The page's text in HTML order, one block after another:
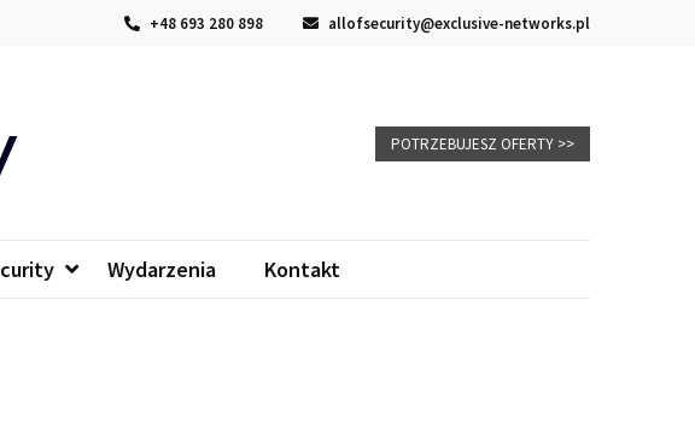
+48 693 280 898 allofsecurity@exclusive-networks.pl
POTRZEBUJESZ OFERTY >>
Wydarzenia Kontakt